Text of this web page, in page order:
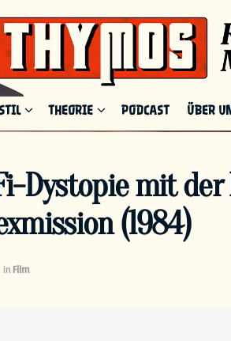
THEORIE PODCAST ÜBER
Dystopie mit der
(1984)
in Film